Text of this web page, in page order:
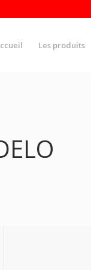
Les produits